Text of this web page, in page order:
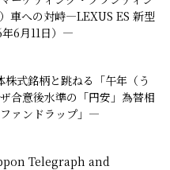
車への対峙―LEXUS ES 新型
6月11日）―
株式銘柄と跳ねる「午年（う
合意後水準の「円安」為替相
ァンドラップ」―
Telegraph and